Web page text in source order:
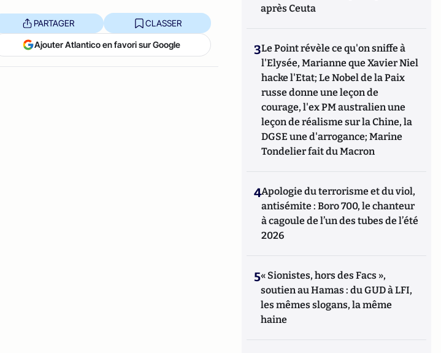
PARTAGER CLASSER
Ajouter Atlantico en favori sur Google
après Ceuta
3Le Point révèle ce qu'on sniffe à
l'Elysée, Marianne que Xavier Niel
hacke l'Etat; Le Nobel de la Paix
russe donne une leçon de
courage, l'ex PM australien une
leçon de réalisme sur la Chine, la
DGSE une d'arrogance; Marine
Tondelier fait du Macron
4Apologie du terrorisme et du viol,
antisémite : Boro 700, le chanteur
à cagoule de l’un des tubes de l’été
2026
5« Sionistes, hors des Facs »,
soutien au Hamas : du GUD à LFI,
les mêmes slogans, la même
haine